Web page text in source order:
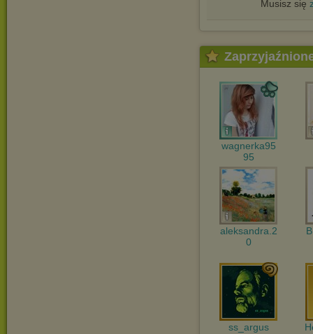
Musisz się
wagnerka95
95
aleksandra.2
0
ss_argus